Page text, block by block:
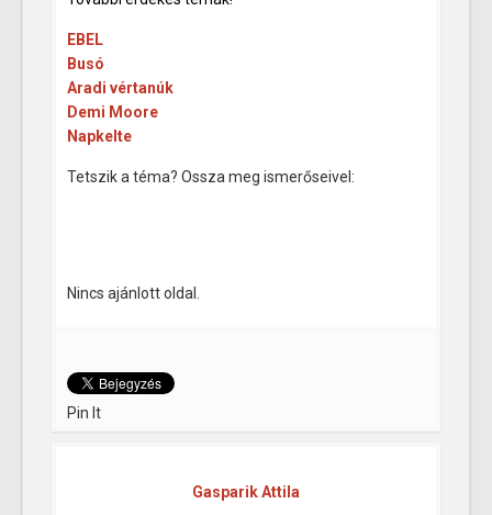
EBEL
Busó
Aradi vértanúk
Demi Moore
Napkelte
Tetszik a téma? Ossza meg ismerőseivel:
Nincs ajánlott oldal.
Pin It
Gasparik Attila